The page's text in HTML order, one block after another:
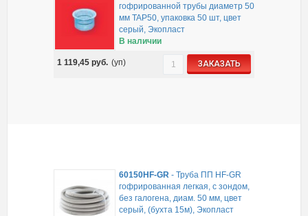
гофрированной трубы диаметр 50
мм TAP50, упаковка 50 шт, цвет
серый, Экопласт
В наличии
1 119,45 руб. (уп) ЗАКАЗАТЬ
60150HF-GR- Труба ПП HF-GR
гофрированная легкая, с зондом,
без галогена, диам. 50 мм, цвет
серый, (бухта 15м), Экопласт